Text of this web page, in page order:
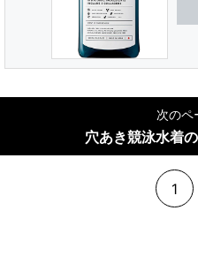
次のペ
穴あき競泳水着
1